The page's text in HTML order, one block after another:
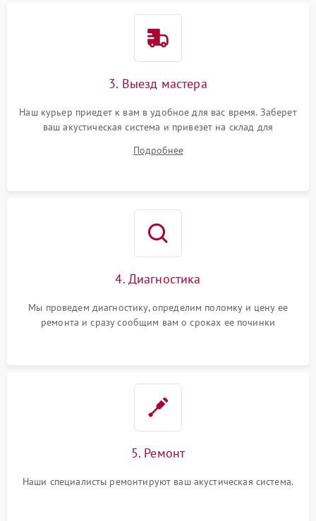
3. Выезд мастера
Наш курьер приедет к вам в удобное для вас время. Заберет
ваш акустическая система и привезет на склад для
Подробнее
4. Диагностика
Мы проведем диагностику, определим поломку и цену ее
ремонта и сразу сообщим вам о сроках ее починки
5. Ремонт
Наши специалисты ремонтируют ваш акустическая система.